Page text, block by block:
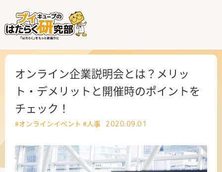
はたらく部署
はたらく課題
はたらく製品・サービス
オンライン企業説明会とは？メリッ
ト・デメリットと開催時のポイントを
チェック！
#オンラインイベント #人事 2020.09.01